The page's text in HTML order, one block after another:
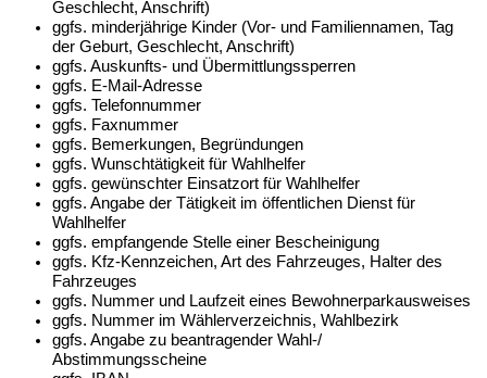
Geschlecht, Anschrift)
ggfs. minderjährige Kinder (Vor- und Familiennamen, Tag
der Geburt, Geschlecht, Anschrift)
ggfs. Auskunfts- und Übermittlungssperren
ggfs. E-Mail-Adresse
ggfs. Telefonnummer
ggfs. Faxnummer
ggfs. Bemerkungen, Begründungen
ggfs. Wunschtätigkeit für Wahlhelfer
ggfs. gewünschter Einsatzort für Wahlhelfer
ggfs. Angabe der Tätigkeit im öffentlichen Dienst für
Wahlhelfer
ggfs. empfangende Stelle einer Bescheinigung
ggfs. Kfz-Kennzeichen, Art des Fahrzeuges, Halter des
Fahrzeuges
ggfs. Nummer und Laufzeit eines Bewohnerparkausweises
ggfs. Nummer im Wählerverzeichnis, Wahlbezirk
ggfs. Angabe zu beantragender Wahl-/
Abstimmungsscheine